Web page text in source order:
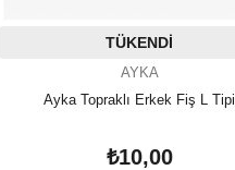
TÜKENDI
AYKA
Ayka Topraklı Erkek Fiş L Tipi
₺10,00